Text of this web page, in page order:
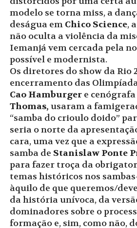
modelo se torna miss, a
deságua em Chico Science,
não oculta a violência da
Iemanjá vem cercada pela
possível e modernista.
Os diretores do show da Rio
encerramento das
Cao Hamburger e cenógrafa
Thomas, usaram a
“samba do crioulo doido”
seria o norte da
cara, uma vez que a
samba de Stanislaw Ponte
para fazer troça da
temas históricos nos
àquilo de que queremos/
da história unívoca, da
dominadores sobre o
formação e, sim, como não,